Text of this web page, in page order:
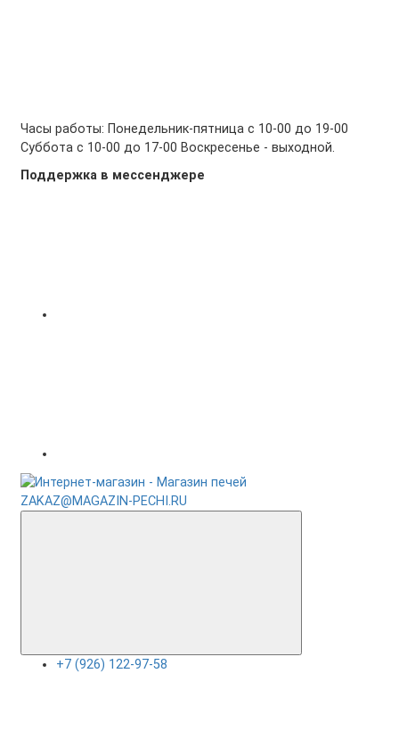
Часы работы: Понедельник-пятница с 10-00 до 19-00
Суббота с 10-00 до 17-00 Воскресенье - выходной.
Поддержка в мессенджере
ZAKAZ@MAGAZIN-PECHI.RU
+7 (926) 122-97-58